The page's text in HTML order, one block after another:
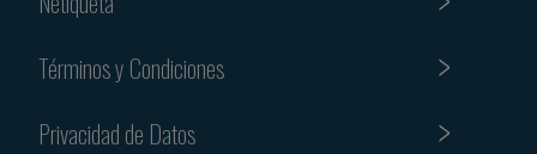
Términos y Condiciones
Privacidad de Datos